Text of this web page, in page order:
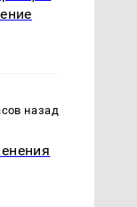
назад